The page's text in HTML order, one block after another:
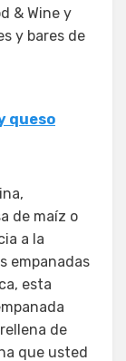
& Wine y
y bares de
queso
de maíz o
a la
empanadas
esta
de
que usted